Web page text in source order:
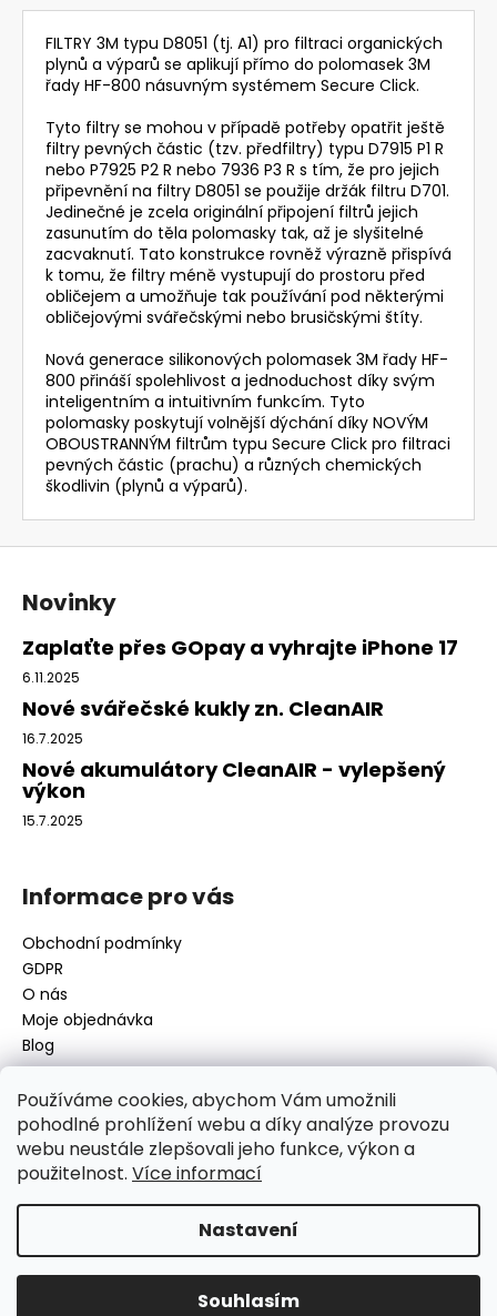
Používáme cookies, abychom Vám umožnili
pohodlné prohlížení webu a díky analýze provozu
webu neustále zlepšovali jeho funkce, výkon a
použitelnost. Více informací
Nastavení
Souhlasím
FILTRY 3M typu D8051 (tj. A1) pro filtraci organických
plynů a výparů se aplikují přímo do polomasek 3M
řady HF-800 násuvným systémem Secure Click.
Tyto filtry se mohou v případě potřeby opatřit ještě
filtry pevných částic (tzv. předfiltry) typu D7915 P1 R
nebo P7925 P2 R nebo 7936 P3 R s tím, že pro jejich
připevnění na filtry D8051 se použije držák filtru D701.
Jedinečné je zcela originální připojení filtrů jejich
zasunutím do těla polomasky tak, až je slyšitelné
zacvaknutí. Tato konstrukce rovněž výrazně přispívá
k tomu, že filtry méně vystupují do prostoru před
obličejem a umožňuje tak používání pod některými
obličejovými svářečskými nebo brusičskými štíty.
Nová generace silikonových polomasek 3M řady HF-
800 přináší spolehlivost a jednoduchost díky svým
inteligentním a intuitivním funkcím. Tyto
polomasky poskytují volnější dýchání díky NOVÝM
OBOUSTRANNÝM filtrům typu Secure Click pro filtraci
pevných částic (prachu) a různých chemických
škodlivin (plynů a výparů).
Z
Novinky
Zaplaťte přes GOpay a vyhrajte iPhone 17
6.11.2025
Nové svářečské kukly zn. CleanAIR
16.7.2025
Nové akumulátory CleanAIR - vylepšený
výkon
15.7.2025
Informace pro vás
Obchodní podmínky
GDPR
O nás
Moje objednávka
Blog
Kontakt
disamsafety@disamsafety.cz
596 624 947
Sledujte nás na Facebooku